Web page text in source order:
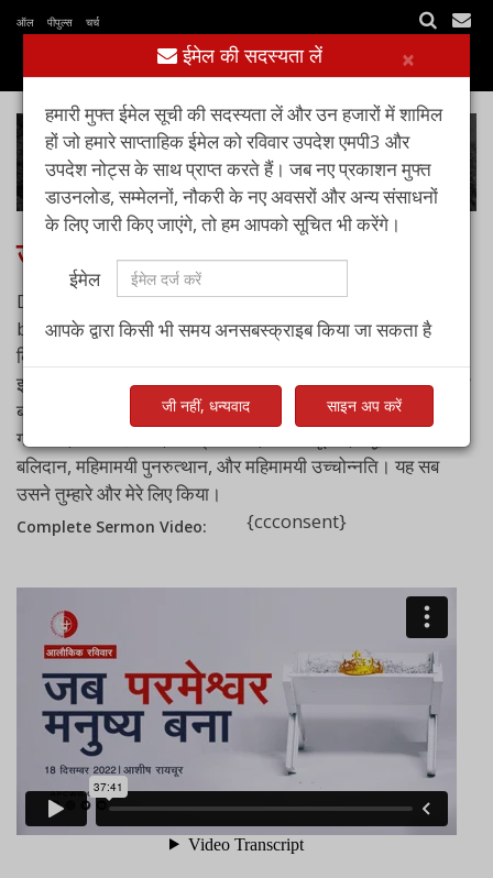
ऑल पीपुल्स चर्च
जब परमेश्वर मनुष्य बना
Dec 18, 2022
by पास्टर आशीष रायचूर
क्रिसमस संदेश - जब परमेश्वर मनुष्य बना। इस क्रिसमस संदेश में हम
इस अद्भुत सच्चाई को समझने का प्रयास करते हैं कि परमेश्वर कैसे मनुष्य
बना। हम इसके सात चरणों और उनके महत्व पर विचार करते हैं: अद्भुत
गर्भाधान, दिव्य देहधारण, विनम्र निवास, निष्पाप पूर्णता, उद्धारकारी
बलिदान, महिमामयी पुनरुत्थान, और महिमामयी उच्चोन्नति। यह सब
उसने तुम्हारे और मेरे लिए किया।
Complete Sermon Video: {ccconsent}
×
ईमेल की सदस्यता लें
हमारी मुफ्त ईमेल सूची की सदस्यता लें और उन हजारों में शामिल
हों जो हमारे साप्ताहिक ईमेल को रविवार उपदेश एमपी3 और
उपदेश नोट्स के साथ प्राप्त करते हैं। जब नए प्रकाशन मुफ्त
डाउनलोड, सम्मेलनों, नौकरी के नए अवसरों और अन्य संसाधनों
के लिए जारी किए जाएंगे, तो हम आपको सूचित भी करेंगे।
ईमेल
आपके द्वारा किसी भी समय अनसबस्क्राइब किया जा सकता है
जी नहीं, धन्यवाद साइन अप करें